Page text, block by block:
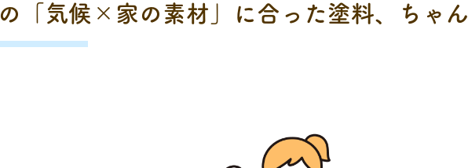
「気候×家の素材」に合った塗料、ちゃ